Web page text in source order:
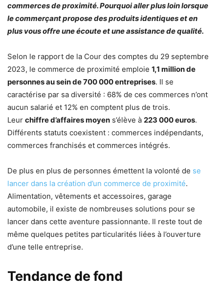
commerces de proximité. Pourquoi aller plus loin lorsque
le commerçant propose des produits identiques et en
plus vous offre une écoute et une assistance de qualité.
Selon le rapport de la Cour des comptes du 29 septembre
2023, le commerce de proximité emploie 1,1 million de
personnes au sein de 700 000 entreprises. Il se
caractérise par sa diversité : 68% de ces commerces n’ont
aucun salarié et 12% en comptent plus de trois.
Leur chiffre d’affaires moyen s’élève à 223 000 euros.
Différents statuts coexistent : commerces indépendants,
commerces franchisés et commerces intégrés.
De plus en plus de personnes émettent la volonté de se
lancer dans la création d’un commerce de proximité.
Alimentation, vêtements et accessoires, garage
automobile, il existe de nombreuses solutions pour se
lancer dans cette aventure passionnante. Il reste tout de
même quelques petites particularités liées à l’ouverture
d’une telle entreprise.
Tendance de fond